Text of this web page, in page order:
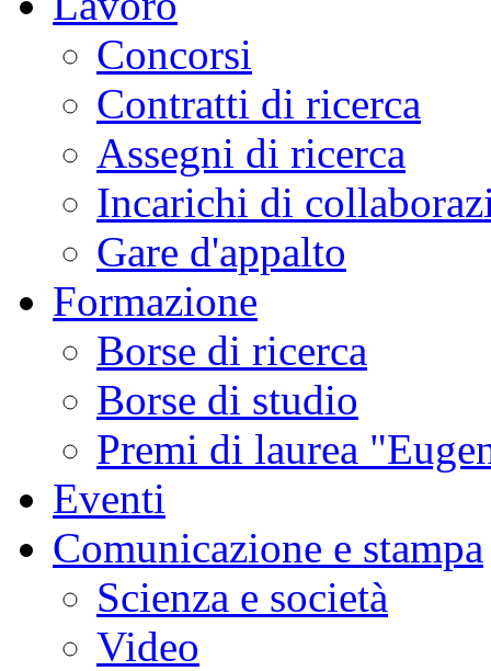
Concorsi
Contratti di ricerca
Assegni di ricerca
Incarichi di
Gare d'appalto
Formazione
Borse di ricerca
Borse di studio
Premi di laurea
Eventi
Comunicazione e stampa
Scienza e società
Video